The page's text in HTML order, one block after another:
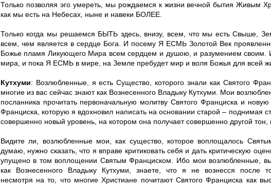
Только позволяя эго умереть, мы рождаемся к жизни вечной бытия Живым
как мы есть на Небесах, ныне и навеки БОЛЕЕ.
Только когда мы решаемся БЫТЬ здесь, внизу, всем, что мы есть Свыше,
всем, чем является в сердце Бога. И посему Я ЕСМЬ Золотой Век
Божье пламя Ликующего Мира всем сердцем и душою, и разумением
мира, и пока Я ЕСМЬ в мире, на Земле пребудет мир и воля Божья для всей
Кутхуми: Возлюбленные, я есть Существо, которого знали как Святого
многие из вас сейчас знают как Вознесенного Владыку Кутхуми. Мои
посланника прочитать первоначальную молитву Святого Франциска и новую
Франциска, которую я вдохновил написать на основании старой – поднимая
совершенно новый уровень, на котором она получает совершенно другой тон,
Видите ли, возлюбленные мои, как существо, которое воплощалось
думаю, нужно сказать, что я вправе критиковать себя и дать критическую
упущено в том воплощении Святым Франциском. Ибо мои возлюбленные,
как Вознесенного Владыку Кутхуми, знаете, что я не вознесся после
несмотря на то, что многие Христиане почитают Святого Франциска как